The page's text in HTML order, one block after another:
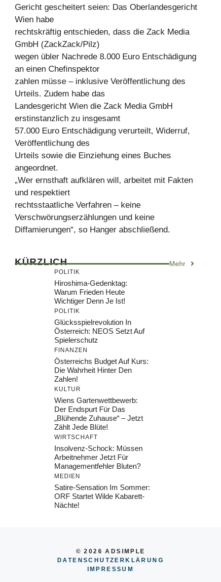
Gericht gescheitert seien: Das Oberlandesgericht
Wien habe
rechtskräftig entschieden, dass die Zack Media
GmbH (ZackZack/Pilz)
wegen übler Nachrede 8.000 Euro Entschädigung
an einen Chefinspektor
zahlen müsse – inklusive Veröffentlichung des
Urteils. Zudem habe das
Landesgericht Wien die Zack Media GmbH
erstinstanzlich zu insgesamt
57.000 Euro Entschädigung verurteilt, Widerruf,
Veröffentlichung des
Urteils sowie die Einziehung eines Buches
angeordnet.
„Wer ernsthaft aufklären will, arbeitet mit Fakten
und respektiert
rechtsstaatliche Verfahren – keine
Verschwörungserzählungen und keine
Diffamierungen“, so Hanger abschließend.
KÜRZLICH Mehr
POLITIK
Hiroshima-Gedenktag:
Warum Frieden Heute
Wichtiger Denn Je Ist!
POLITIK
Glücksspielrevolution In
Österreich: NEOS Setzt Auf
Spielerschutz
FINANZEN
Österreichs Budget Auf Kurs:
Die Wahrheit Hinter Den
Zahlen!
KULTUR
Wiens Gartenwettbewerb:
Der Endspurt Für Das
„Blühende Zuhause“ – Jetzt
Zählt Jede Blüte!
WIRTSCHAFT
Insolvenz-Schock: Müssen
Arbeitnehmer Jetzt Für
Managementfehler Bluten?
MEDIEN
Satire-Sensation Im Sommer:
ORF Startet Wilde Kabarett-
Nächte!
© 2026 ADSIMPLE
DATENSCHUTZERKLÄRUNG
IMPRESSUM